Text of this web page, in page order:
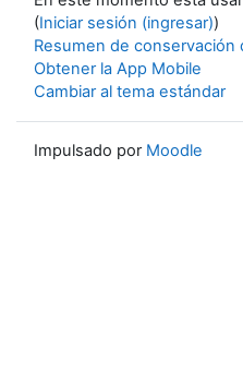
(Iniciar sesión (ingresar))
Resumen de conservación
Obtener la App Mobile
Cambiar al tema estándar
Impulsado por Moodle